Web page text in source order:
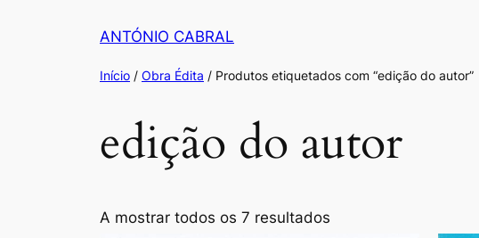
ANTÓNIO CABRAL
Início / Obra Édita / Produtos etiquetados com “edição do autor”
edição do autor
A mostrar todos os 7 resultados